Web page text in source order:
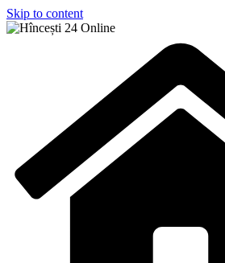
Skip to content